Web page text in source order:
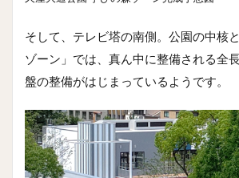
そして、テレビ塔の南側。公園の中核
ゾーン」では、真ん中に整備される全
盤の整備がはじまっているようです。